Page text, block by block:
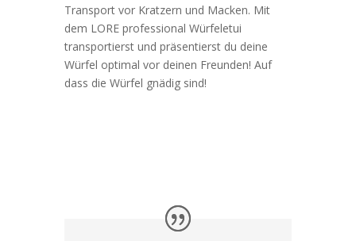
Transport vor Kratzern und Macken. Mit
dem LORE professional Würfeletui
transportierst und präsentierst du deine
Würfel optimal vor deinen Freunden! Auf
dass die Würfel gnädig sind!